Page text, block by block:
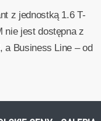
z jednostką 1.6 T-
nie jest dostępna z
a Business Line – od